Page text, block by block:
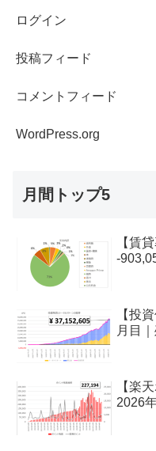
ログイン
投稿フィード
コメントフィード
WordPress.org
月間トップ5
【賃
-
【投
月目
【楽
2026